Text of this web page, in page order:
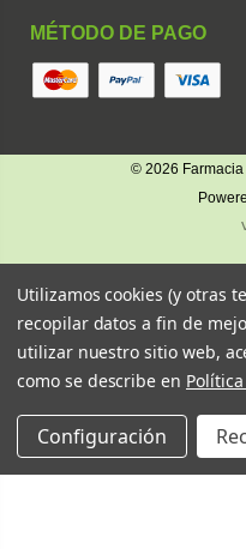
MÉTODO DE PAGO
© 2026
Utilizamos cookies (y otras
recopilar datos a fin de
utilizar nuestro sitio web,
como se describe en
Configuración